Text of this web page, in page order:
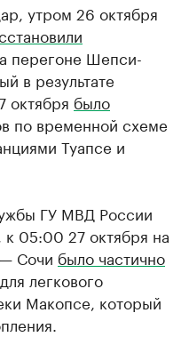
утром 26 октября
перегоне Шепси-
в результате
октября было
по временной схеме
Туапсе и
ГУ МВД России
05:00 27 октября на
Сочи было частично
легкового
Макопсе, который